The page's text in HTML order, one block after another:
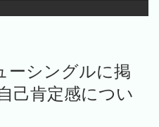
ーシングルに掲
己肯定感につい